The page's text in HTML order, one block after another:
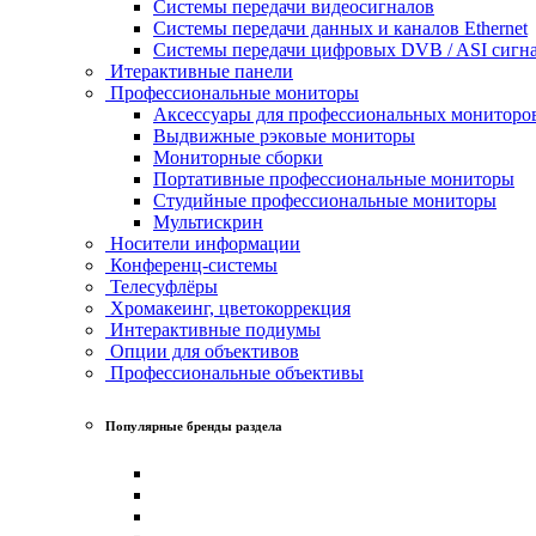
Системы передачи видеосигналов
Системы передачи данных и каналов Ethernet
Системы передачи цифровых DVB / ASI
Итерактивные панели
Профессиональные мониторы
Аксессуары для профессиональных
Выдвижные рэковые мониторы
Мониторные сборки
Портативные профессиональные мониторы
Студийные профессиональные мониторы
Мультискрин
Носители информации
Конференц-системы
Телесуфлёры
Хромакеинг, цветокоррекция
Интерактивные подиумы
Опции для объективов
Профессиональные объективы
Популярные бренды раздела